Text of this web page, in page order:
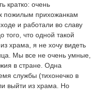
кратко: очень
пожилым прихожанкам
и работали во славу
того, что одной такой
храма, я не хочу видеть
Мы все не очень умные,
в стране. Одна
службы (тихонечко в
выйти из храма. Но